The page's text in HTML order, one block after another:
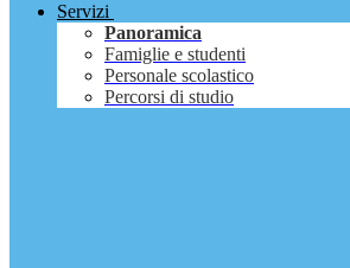
Servizi
Panoramica
Famiglie e studenti
Personale scolastico
Percorsi di studio